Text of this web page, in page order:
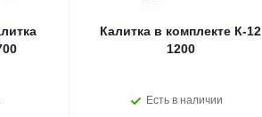
Калитка в комплекте К-12
1200
Есть в наличии